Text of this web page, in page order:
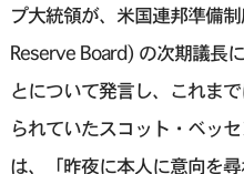
プ大統領が、米国連邦準備
Reserve Board) の次期議長
とについて発言し、これま
られていたスコット・ベッ
は、「昨夜に本人に意向を